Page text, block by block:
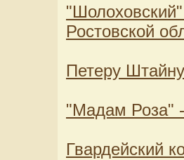
Ростовской
Петеру
"Мадам Роза"
Гвардейский